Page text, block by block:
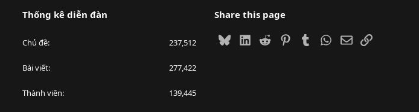
Thống kê diễn đàn
Chủ đề 237,512
Bài viết 277,422
Thành viên 139,445
Share this page
BlueskyLinkedIn
Reddit PinterestTumblrWhatsApp
EmailLink